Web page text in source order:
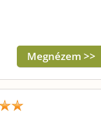
Megnézem >>